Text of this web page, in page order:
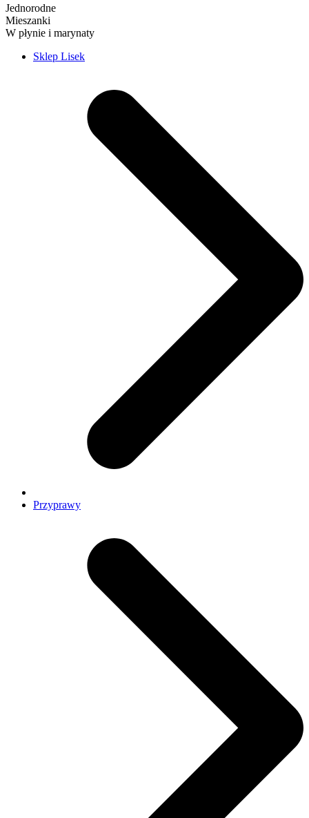
Jednorodne
Mieszanki
W płynie i marynaty
Sklep Lisek
Przyprawy